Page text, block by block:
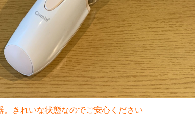
。きれいな状態なのでご安心ください